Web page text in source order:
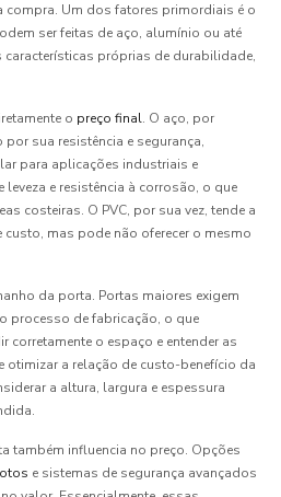
compra. Um dos fatores primordiais é o
ser feitas de aço, alumínio ou até
características próprias de durabilidade,
o preço final. O aço, por
sua resistência e segurança,
para aplicações industriais e
leveza e resistência à corrosão, o que
costeiras. O PVC, por sua vez, tende a
custo, mas pode não oferecer o mesmo
da porta. Portas maiores exigem
processo de fabricação, o que
corretamente o espaço e entender as
otimizar a relação de custo-benefício da
a altura, largura e espessura
também influencia no preço. Opções
e sistemas de segurança avançados